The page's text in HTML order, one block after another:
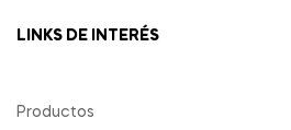
LINKS DE INTERÉS
Productos